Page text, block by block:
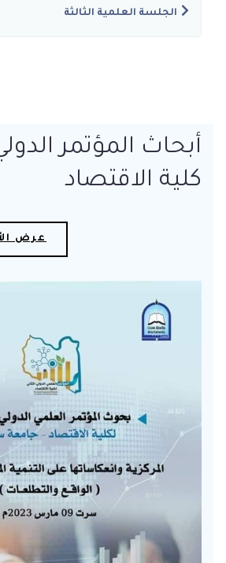
الجلسة العلمية الثالثة
أبحاث المؤتمر
كلية الاقتصاد
عرض